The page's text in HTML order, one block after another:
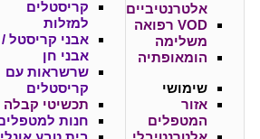
אלטרנטיביים
VOD רפואה
משלימה
הומאופתיה
שימושי
אזור
המטפלים
קריסטלים
למזלות
אבני קריסטל /
אבני חן
שרשראות עם
קריסטלים
תכשיטי קבלה
חנות